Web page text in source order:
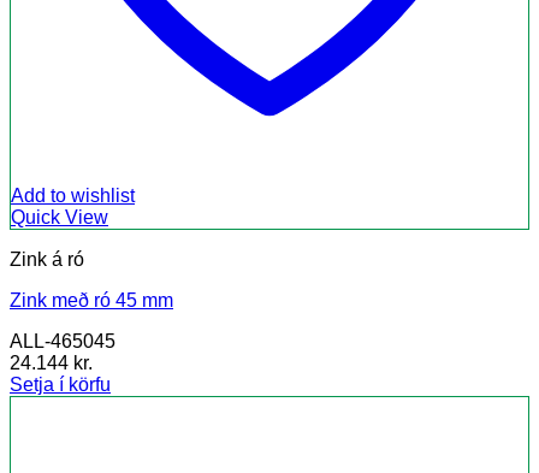
Add to wishlist
Quick View
Zink á ró
Zink með ró 45 mm
ALL-465045
24.144 kr.
Setja í körfu